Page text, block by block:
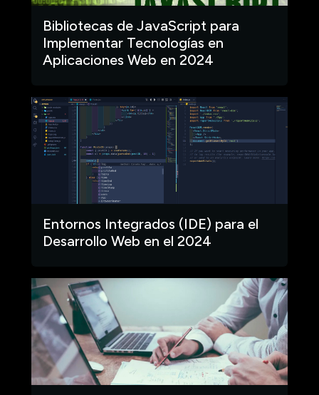
Bibliotecas de JavaScript para
Implementar Tecnologías en
Aplicaciones Web en 2024
Entornos Integrados (IDE) para el
Desarrollo Web en el 2024